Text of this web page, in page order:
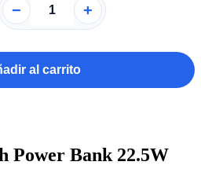
− +
al carrito
Power Bank 22.5W